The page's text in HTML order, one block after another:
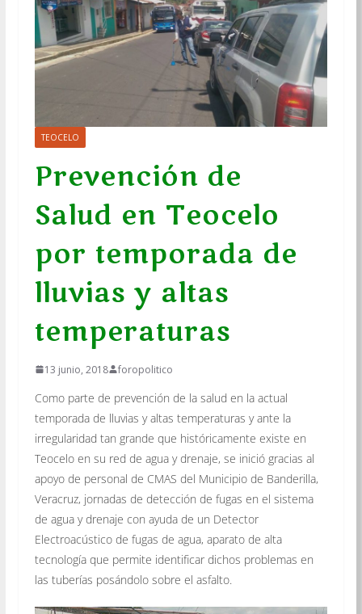
TEOCELO
Prevención de
Salud en Teocelo
por temporada de
lluvias y altas
temperaturas
13 junio, 2018 foropolitico
Como parte de prevención de la salud en la actual
temporada de lluvias y altas temperaturas y ante la
irregularidad tan grande que históricamente existe en
Teocelo en su red de agua y drenaje, se inició gracias al
apoyo de personal de CMAS del Municipio de Banderilla,
Veracruz, jornadas de detección de fugas en el sistema
de agua y drenaje con ayuda de un Detector
Electroacústico de fugas de agua, aparato de alta
tecnología que permite identificar dichos problemas en
las tuberías posándolo sobre el asfalto.